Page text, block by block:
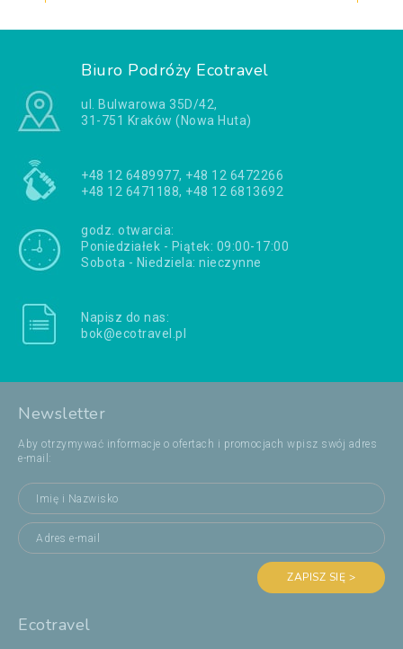
Biuro Podróży Ecotravel
ul. Bulwarowa 35D/42,
31-751 Kraków (Nowa Huta)
+48 12 6489977, +48 12 6472266
+48 12 6471188, +48 12 6813692
godz. otwarcia:
Poniedziałek - Piątek: 09:00-17:00
Sobota - Niedziela: nieczynne
Napisz do nas:
bok@ecotravel.pl
Newsletter
Aby otrzymywać informacje o ofertach i promocjach wpisz swój adres
e-mail:
ZAPISZ SIĘ >
Ecotravel